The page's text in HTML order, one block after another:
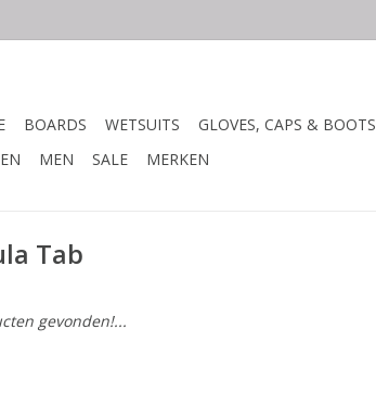
BOARDS WETSUITS GLOVES, CAPS & BOOTS
MEN SALE MERKEN
Tab
gevonden!...